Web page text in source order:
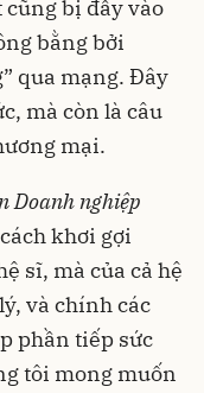
bị đẩy vào
bằng bởi
qua mạng. Đây
mà còn là câu
mại.
Doanh nghiệp
khơi gợi
sĩ, mà của cả hệ
và chính các
phần tiếp sức
tôi mong muốn